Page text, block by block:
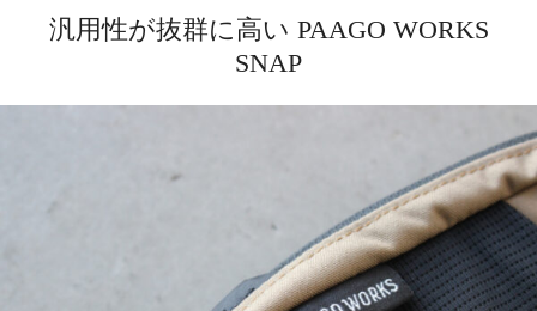
汎用性が抜群に高い PAAGO WORKS
SNAP